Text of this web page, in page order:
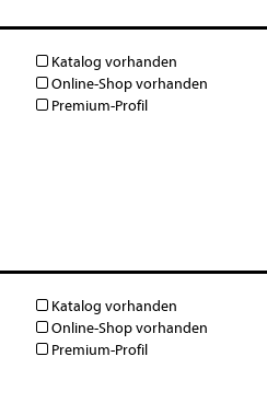
Katalog vorhanden
Online-Shop vorhanden
Premium-Profil
Katalog vorhanden
Online-Shop vorhanden
Premium-Profil